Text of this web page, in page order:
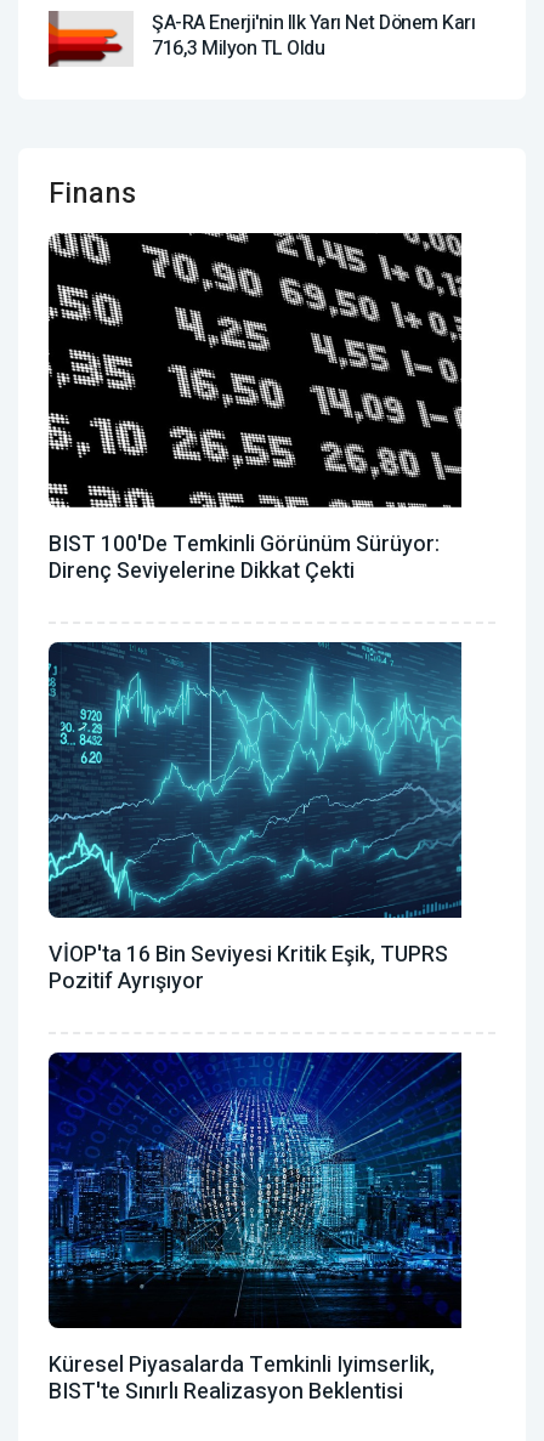
ŞA-RA Enerji'nin Ilk Yarı Net Dönem Karı
716,3 Milyon TL Oldu
Finans
BIST 100'de Temkinli Görünüm Sürüyor:
Direnç Seviyelerine Dikkat Çekti
VİOP'ta 16 Bin Seviyesi Kritik Eşik, TUPRS
Pozitif Ayrışıyor
Küresel Piyasalarda Temkinli Iyimserlik,
BIST'te Sınırlı Realizasyon Beklentisi